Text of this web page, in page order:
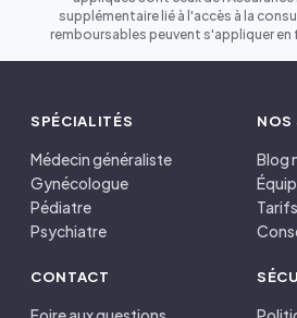
supplémentaire lié à l'accès à la
remboursables peuvent s'appliquer
SPÉCIALITÉS
Médecin généraliste
Gynécologue
Pédiatre
Psychiatre
NOS
Blog
CONTACT